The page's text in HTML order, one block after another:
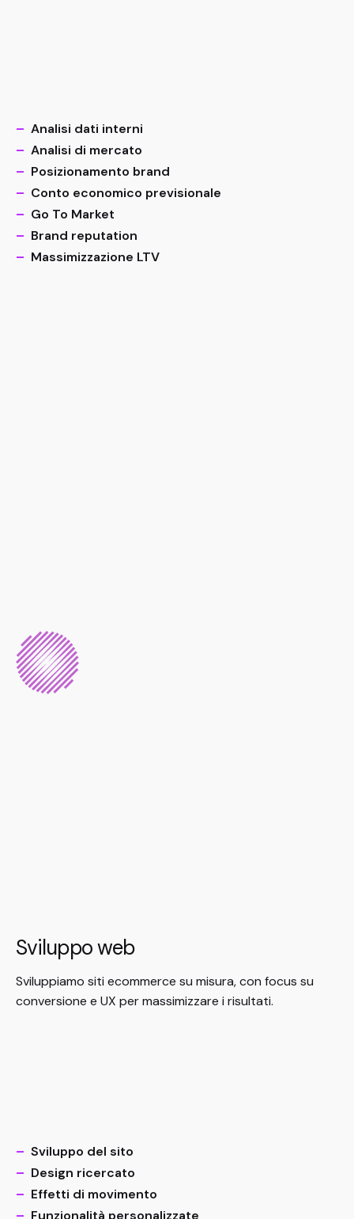
– Analisi dati interni
– Analisi di mercato
– Posizionamento brand
– Conto economico previsionale
– Go To Market
– Brand reputation
– Massimizzazione LTV
Sviluppo web
Sviluppiamo siti ecommerce su misura, con focus su
conversione e UX per massimizzare i risultati.
– Sviluppo del sito
– Design ricercato
– Effetti di movimento
– Funzionalità personalizzate